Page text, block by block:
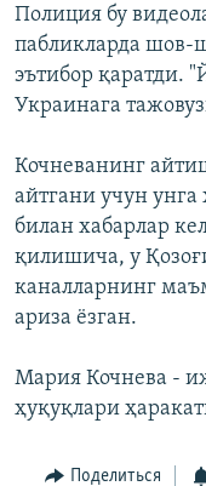
Полиция бу
пабликларда шов-
эътибор қаратди.
Украинага
Кочневанинг
айтгани учун унга
билан хабарлар
қилишича, у
каналларнинг
ариза ёзган.
Мария Кочнева -
ҳуқуқлари
Поделиться